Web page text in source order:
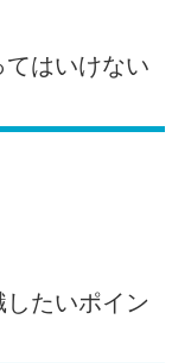
はいけない
たいポイン